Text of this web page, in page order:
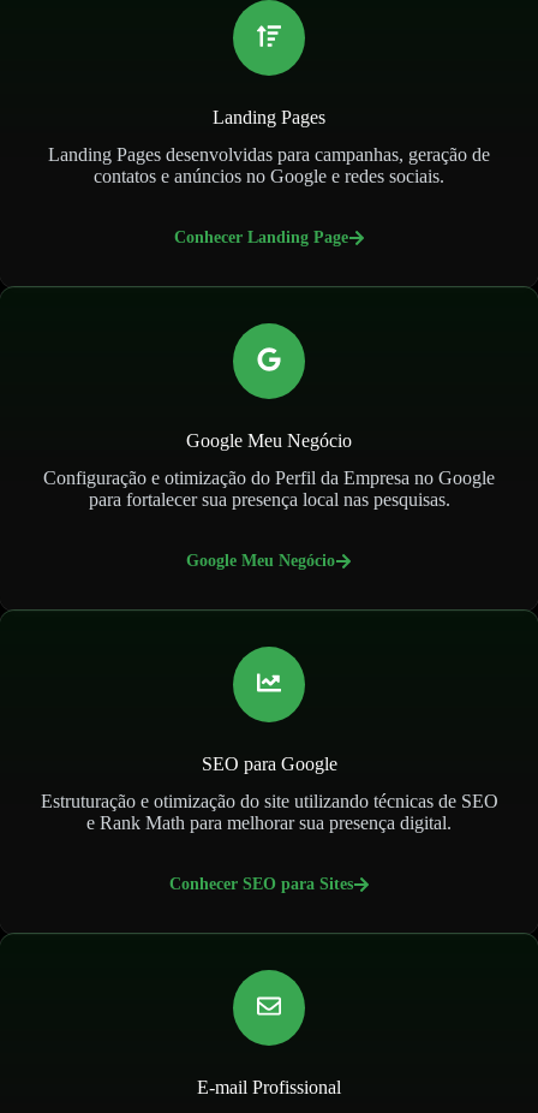
Landing Pages
Landing Pages desenvolvidas para campanhas, geração de
contatos e anúncios no Google e redes sociais.
Conhecer Landing Page
Google Meu Negócio
Configuração e otimização do Perfil da Empresa no Google
para fortalecer sua presença local nas pesquisas.
Google Meu Negócio
SEO para Google
Estruturação e otimização do site utilizando técnicas de SEO
e Rank Math para melhorar sua presença digital.
Conhecer SEO para Sites
E-mail Profissional